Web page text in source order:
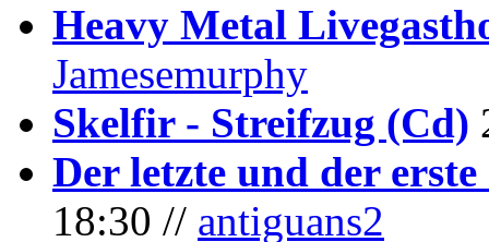
Heavy Metal
Jamesemurphy
Skelfir - Streifzug (Cd)
Der letzte und der erste
18:30 // antiguans2